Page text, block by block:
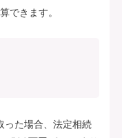
できます。
った場合、法定相続